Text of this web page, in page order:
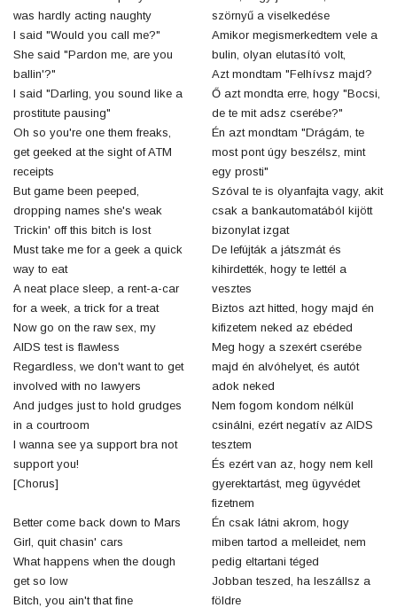
was hardly acting naughty
I said "Would you call me?"
She said "Pardon me, are you
ballin'?"
I said "Darling, you sound like a
prostitute pausing"
Oh so you're one them freaks,
get geeked at the sight of ATM
receipts
But game been peeped,
dropping names she's weak
Trickin' off this bitch is lost
Must take me for a geek a quick
way to eat
A neat place sleep, a rent-a-car
for a week, a trick for a treat
Now go on the raw sex, my
AIDS test is flawless
Regardless, we don't want to get
involved with no lawyers
And judges just to hold grudges
in a courtroom
I wanna see ya support bra not
support you!
[Chorus]
Better come back down to Mars
Girl, quit chasin' cars
What happens when the dough
get so low
Bitch, you ain't that fine
szörnyű a viselkedése
Amikor megismerkedtem vele a
bulin, olyan elutasító volt,
Azt mondtam "Felhívsz majd?
Ő azt mondta erre, hogy "Bocsi,
de te mit adsz cserébe?"
Én azt mondtam "Drágám, te
most pont úgy beszélsz, mint
egy prosti"
Szóval te is olyanfajta vagy, akit
csak a bankautomatából kijött
bizonylat izgat
De lefújták a játszmát és
kihirdették, hogy te lettél a
vesztes
Biztos azt hitted, hogy majd én
kifizetem neked az ebéded
Meg hogy a szexért cserébe
majd én alvóhelyet, és autót
adok neked
Nem fogom kondom nélkül
csinálni, ezért negatív az AIDS
tesztem
És ezért van az, hogy nem kell
gyerektartást, meg ügyvédet
fizetnem
Én csak látni akrom, hogy
miben tartod a melleidet, nem
pedig eltartani téged
Jobban teszed, ha leszállsz a
földre